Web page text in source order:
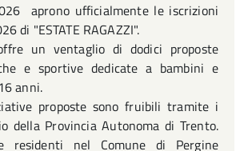
aprono ufficialmente le iscrizioni
di "ESTATE RAGAZZI".
un ventaglio di dodici proposte
e sportive dedicate a bambini e
anni.
proposte sono fruibili tramite i
della Provincia Autonoma di Trento.
residenti nel Comune di Pergine